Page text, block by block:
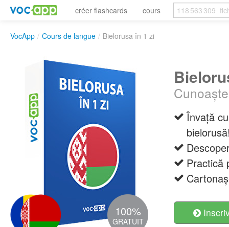
créer flashcards cours
VocApp / Cours de langue / Bielorusa în 1 zi
100%
GRATUIT
Învață
Practică